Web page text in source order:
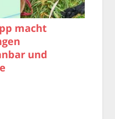
macht
und